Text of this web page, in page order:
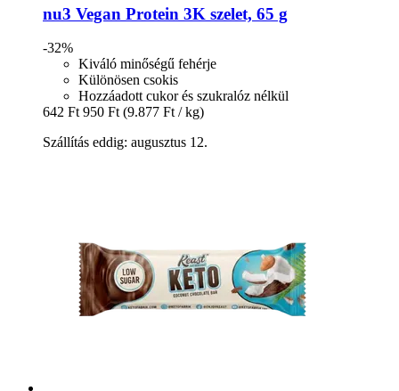
nu3 Vegan Protein 3K szelet, 65 g
-32%
Kiváló minőségű fehérje
Különösen csokis
Hozzáadott cukor és szukralóz nélkül
642 Ft 950 Ft (9.877 Ft / kg)
Szállítás eddig: augusztus 12.